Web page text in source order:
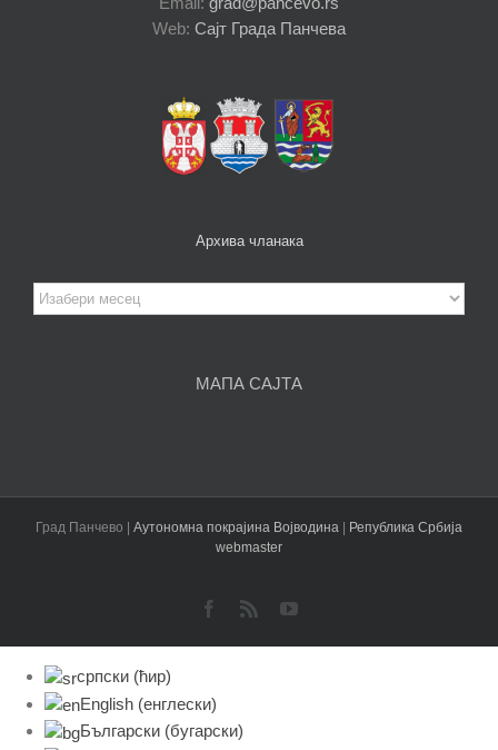
Web: Сајт Града Панчева
Архива чланака
Архива
чланака
МАПА САЈТА
Град Панчево | Аутономна покрајина Војводина
Република Србија
webmaster
Facebook
Rss YouTube
српски (ћир)
English (енглески)
Български (бугарски)